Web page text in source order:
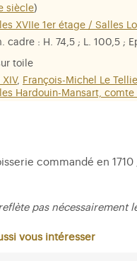
siècle)
XVIIe 1er étage / Salles
cadre : H. 74,5 ; L. 100,5 ;
toile
XIV, François-Michel Le
Hardouin-Mansart, comte
commandé en
pas nécessairement
vous intéresser